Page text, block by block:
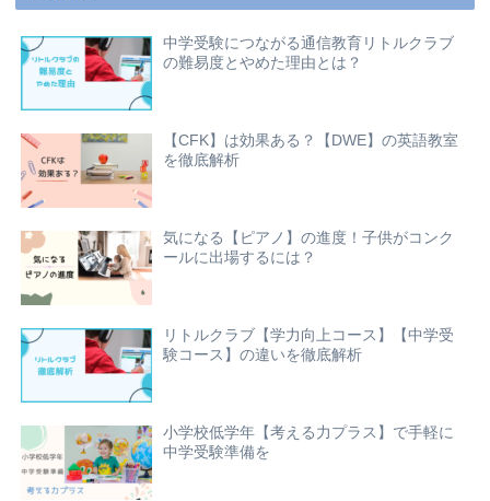
中学受験につながる通信教育リトルクラブ
の難易度とやめた理由とは？
【CFK】は効果ある？【DWE】の英語教室
を徹底解析
気になる【ピアノ】の進度！子供がコンク
ールに出場するには？
リトルクラブ【学力向上コース】【中学受
験コース】の違いを徹底解析
小学校低学年【考える力プラス】で手軽に
中学受験準備を